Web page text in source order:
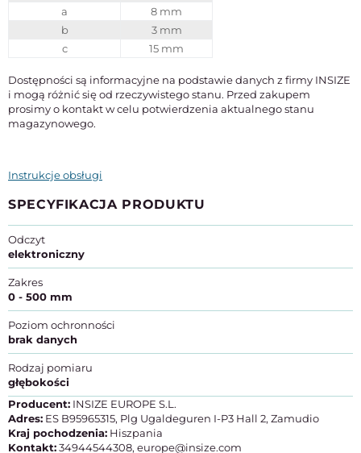
a
8 mm
b
3 mm
c
15 mm
Dostępności są informacyjne na podstawie danych z firmy INSIZE
i mogą różnić się od rzeczywistego stanu. Przed zakupem
prosimy o kontakt w celu potwierdzenia aktualnego stanu
magazynowego.
Instrukcje obsługi
SPECYFIKACJA PRODUKTU
Odczyt
elektroniczny
Zakres
0 - 500 mm
Poziom ochronności
brak danych
Rodzaj pomiaru
głębokości
Producent: INSIZE EUROPE S.L.
Adres: ES B95965315, Plg Ugaldeguren I-P3 Hall 2, Zamudio
Kraj pochodzenia: Hiszpania
Kontakt:34944544308, europe@insize.com